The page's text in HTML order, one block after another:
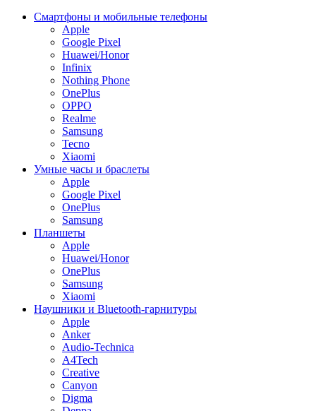
Смартфоны и мобильные телефоны
Apple
Google Pixel
Huawei/Honor
Infinix
Nothing Phone
OnePlus
OPPO
Realme
Samsung
Tecno
Xiaomi
Умные часы и браслеты
Apple
Google Pixel
OnePlus
Samsung
Планшеты
Apple
Huawei/Honor
OnePlus
Samsung
Xiaomi
Наушники и Bluetooth-гарнитуры
Apple
Anker
Audio-Technica
A4Tech
Creative
Canyon
Digma